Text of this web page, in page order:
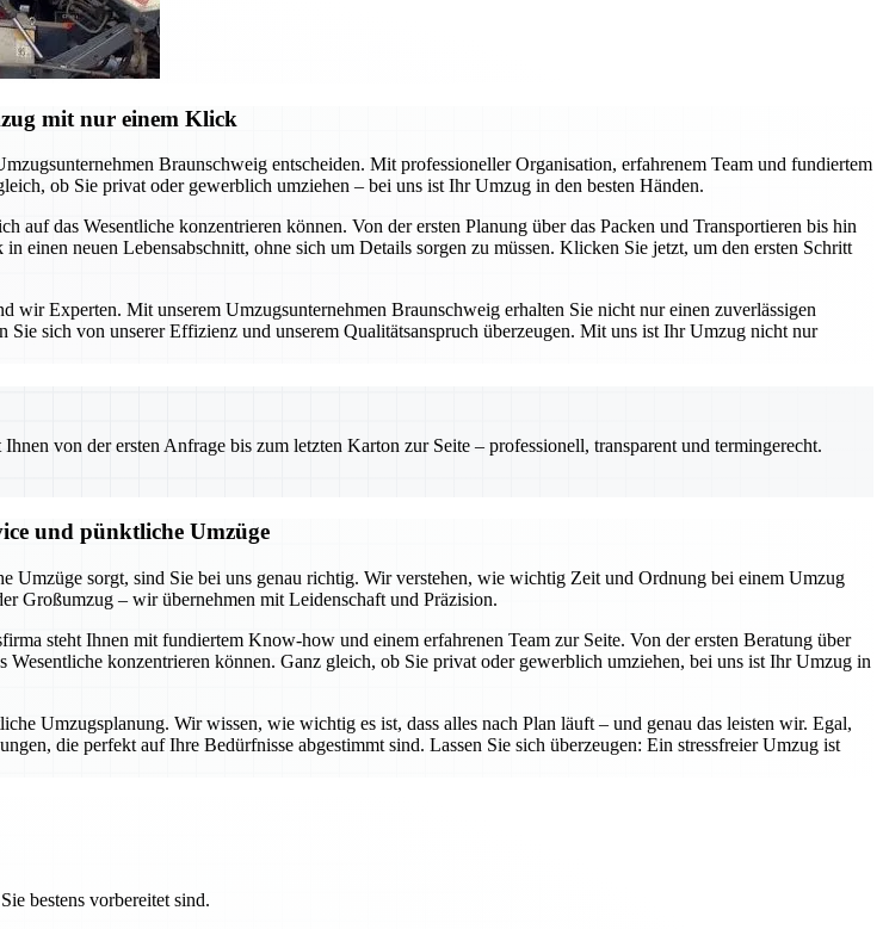
mit nur einem Klick
Braunschweig entscheiden. Mit professioneller Organisation, erfahrenem Team und fundiertem
ob Sie privat oder gewerblich umziehen – bei uns ist Ihr Umzug in den besten Händen.
das Wesentliche konzentrieren können. Von der ersten Planung über das Packen und Transportieren bis hin
einen neuen Lebensabschnitt, ohne sich um Details sorgen zu müssen. Klicken Sie jetzt, um den ersten Schritt
Experten. Mit unserem Umzugsunternehmen Braunschweig erhalten Sie nicht nur einen zuverlässigen
sich von unserer Effizienz und unserem Qualitätsanspruch überzeugen. Mit uns ist Ihr Umzug nicht nur
von der ersten Anfrage bis zum letzten Karton zur Seite – professionell, transparent und termingerecht.
und pünktliche Umzüge
Umzüge sorgt, sind Sie bei uns genau richtig. Wir verstehen, wie wichtig Zeit und Ordnung bei einem Umzug
Großumzug – wir übernehmen mit Leidenschaft und Präzision.
steht Ihnen mit fundiertem Know-how und einem erfahrenen Team zur Seite. Von der ersten Beratung über
konzentrieren können. Ganz gleich, ob Sie privat oder gewerblich umziehen, bei uns ist Ihr Umzug in
Umzugsplanung. Wir wissen, wie wichtig es ist, dass alles nach Plan läuft – und genau das leisten wir. Egal,
die perfekt auf Ihre Bedürfnisse abgestimmt sind. Lassen Sie sich überzeugen: Ein stressfreier Umzug ist
bestens vorbereitet sind.